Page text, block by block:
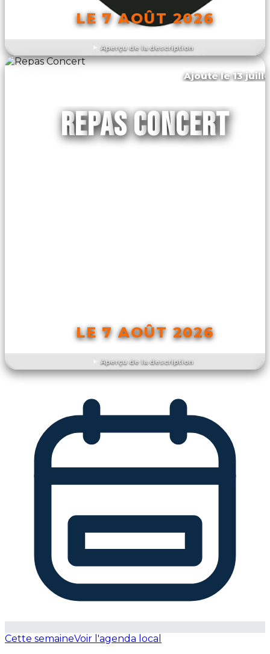
Aperçu de la description
LE 7 AOÛT 2026
DÉCOUVRIR L'ÉVÉNEMENT
Aperçu de la description
Ajouté le 13
REPAS CONCERT
LE 7 AOÛT 2026
DÉCOUVRIR L'ÉVÉNEMENT
Cette semaineVoir l'agenda local